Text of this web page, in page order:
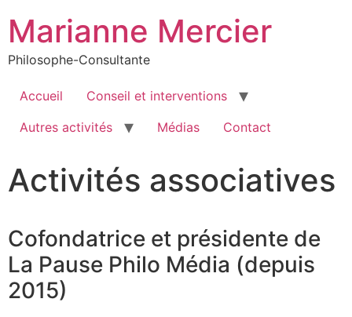
Marianne Mercier
Philosophe-Consultante
Accueil
Conseil et interventions
Autres activités
Médias Contact
Activités associatives
Cofondatrice et présidente de
La Pause Philo Média (depuis
2015)